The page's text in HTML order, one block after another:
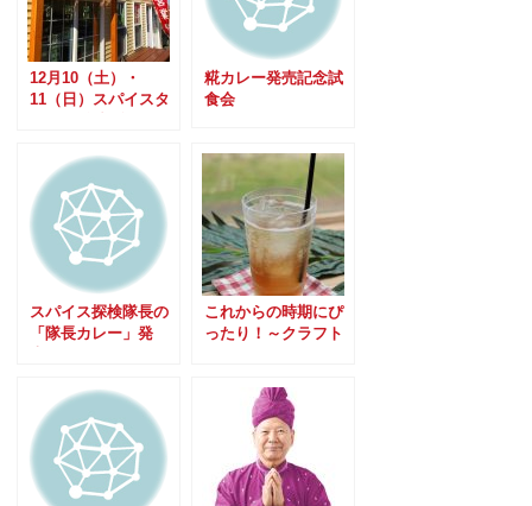
12月10（土）・
11（日）スパイスタ
糀カレー発売記念試
食会
スパイス探検隊長の
「隊長カレー」発
これからの時期にぴ
ったり！～クラフト